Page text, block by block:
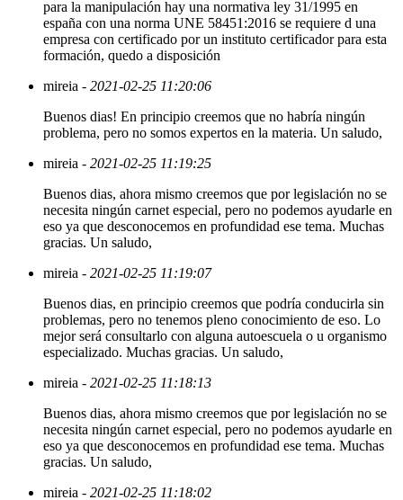
para la manipulación hay una normativa ley 31/1995 en
españa con una norma UNE 58451:2016 se requiere d una
empresa con certificado por un instituto certificador para esta
formación, quedo a disposición
mireia - 2021-02-25 11:20:06
Buenos dias! En principio creemos que no habría ningún
problema, pero no somos expertos en la materia. Un saludo,
mireia - 2021-02-25 11:19:25
Buenos dias, ahora mismo creemos que por legislación no se
necesita ningún carnet especial, pero no podemos ayudarle en
eso ya que desconocemos en profundidad ese tema. Muchas
gracias. Un saludo,
mireia - 2021-02-25 11:19:07
Buenos dias, en principio creemos que podría conducirla sin
problemas, pero no tenemos pleno conocimiento de eso. Lo
mejor será consultarlo con alguna autoescuela o u organismo
especializado. Muchas gracias. Un saludo,
mireia - 2021-02-25 11:18:13
Buenos dias, ahora mismo creemos que por legislación no se
necesita ningún carnet especial, pero no podemos ayudarle en
eso ya que desconocemos en profundidad ese tema. Muchas
gracias. Un saludo,
mireia - 2021-02-25 11:18:02